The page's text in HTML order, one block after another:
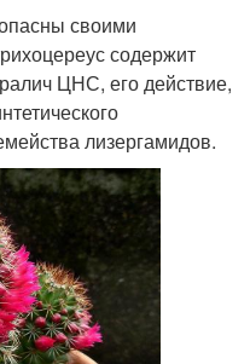
своими
содержит
ЦНС, его действие,
лизергамидов.